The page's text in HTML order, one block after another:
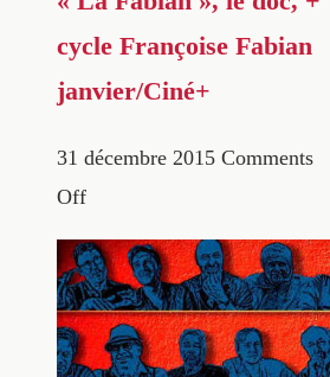
cycle Françoise Fabian
janvier/Ciné+
31 décembre 2015 Comments
Off